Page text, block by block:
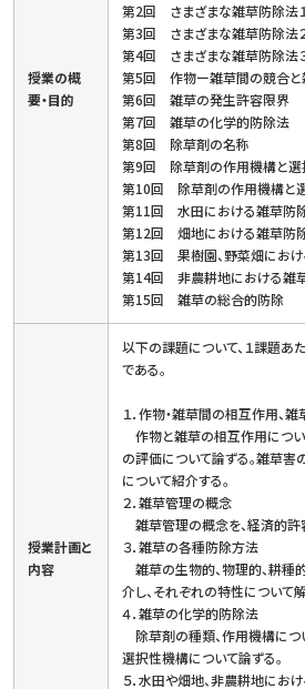
授業の概
要・目的
第2回 さまざまな雑草防除法
第3回 さまざまな雑草防除法
第4回 さまざまな雑草防除法
第5回 作物ー雑草間の競合と
第6回 雑草の発生許容限界
第7回 雑草の化学的防除法
第8回 除草剤の名称
第9回 除草剤の作用機構と選
第10回 除草剤の作用機構と
第11回 水田における雑草防
第12回 畑地における雑草防
第13回 果樹園、野菜畑にお
第14回 非農耕地における雑
第15回 雑草の総合的防除
授業計画と
内容
以下の課題について、１課題あ
である。
１．作物・雑草間の相互作用、雑
作物と雑草の相互作用につ
の評価について論ずる。雑草害
について紹介する。
２．雑草管理の概念
雑草管理の概念を、経済的許
３．雑草の各種防除方法
雑草の生物的、物理的、耕種
介し、それぞれの特性について
４．雑草の化学的防除法
除草剤の種類、作用機構につ
選択性機構について論ずる。
５．水田や畑地、非農耕地にお